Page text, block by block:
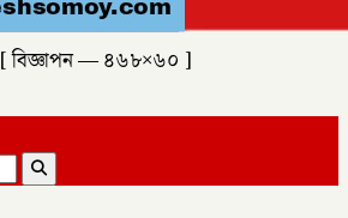
[ বিজ্ঞাপন — ৪৬৮×৬০ ]